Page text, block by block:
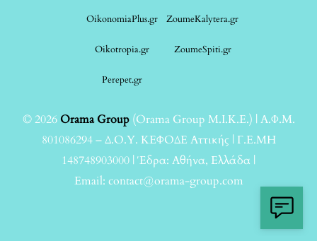
OikonomiaPlus.gr ZoumeKalytera.gr
Oikotropia.gr ZoumeSpiti.gr
Perepet.gr
© 2026Orama Group(Orama Group Μ.Ι.Κ.Ε.) | Α.Φ.Μ.
801086294 – Δ.Ο.Υ. ΚΕΦΟΔΕ Αττικής | Γ.Ε.ΜΗ
148748903000 | Έδρα: Αθήνα, Ελλάδα |
Email: contact@orama-group.com